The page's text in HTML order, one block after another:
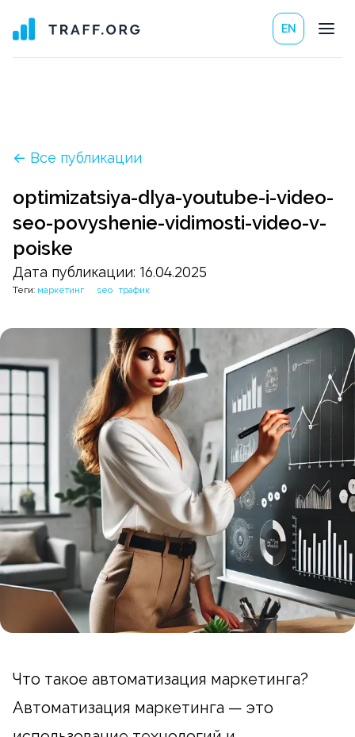
EN
← Все публикации
optimizatsiya-dlya-youtube-i-video-
seo-povyshenie-vidimosti-video-v-
poiske
Дата публикации: 16.04.2025
Теги: маркетинг seo трафик
Что такое автоматизация маркетинга?
Автоматизация маркетинга — это